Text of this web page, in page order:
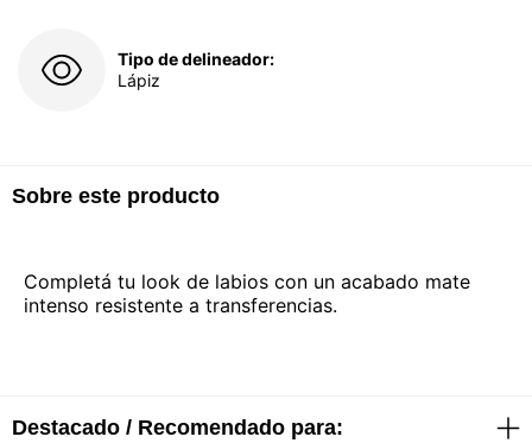
Tipo de delineador:
Lápiz
Sobre este producto
Completá tu look de labios con un acabado mate
intenso resistente a transferencias.
Destacado / Recomendado para: